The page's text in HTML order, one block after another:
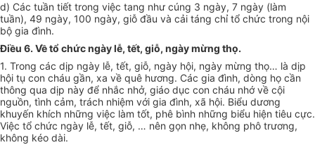
d) Các tuần tiết trong việc tang như cúng 3 ngày, 7 ngày (làm
tuần), 49 ngày, 100 ngày, giỗ đầu và cải táng chỉ tổ chức trong nội
bộ gia đình.
Điều 6. Về tổ chức ngày lễ, tết, giỗ, ngày mừng thọ.
1. Trong các dịp ngày lễ, tết, giỗ, ngày hội, ngày mừng thọ… là dịp
hội tụ con cháu gần, xa về quê hương. Các gia đình, dòng họ cần
thông qua dịp này để nhắc nhở, giáo dục con cháu nhớ về cội
nguồn, tình cảm, trách nhiệm với gia đình, xã hội. Biểu dương
khuyến khích những việc làm tốt, phê bình những biểu hiện tiêu cực.
Việc tổ chức ngày lễ, tết, giỗ, … nên gọn nhẹ, không phô trương,
không kéo dài.